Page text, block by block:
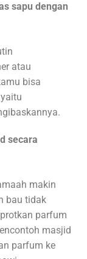
sapu dengan
atau
bisa
secara
makin
bau tidak
parfum
masjid
parfum ke